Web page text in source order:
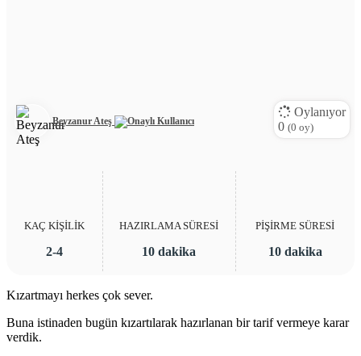
Beyzanur Ateş
Oylanıyor
0 (0 oy)
KAÇ KİŞİLİK
2-4
HAZIRLAMA SÜRESİ
10 dakika
PİŞİRME SÜRESİ
10 dakika
Kızartmayı herkes çok sever.
Buna istinaden bugün kızartılarak hazırlanan bir tarif vermeye karar
verdik.